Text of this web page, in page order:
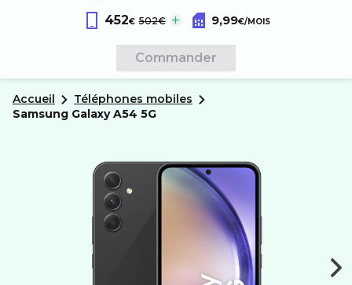
SamsungGalaxy A54 5G
452€ au lieu de :
502€ Forfait RED 60Go 4G
Sans engagement
9,99€/MOIS
Commander
Accueil
Téléphones mobiles
samsung Galaxy A54 5G